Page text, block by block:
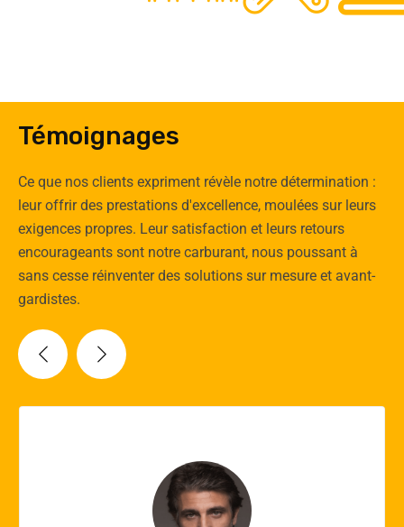
Experts
Témoignages
Ce que nos clients expriment révèle notre détermination :
leur offrir des prestations d'excellence, moulées sur leurs
exigences propres. Leur satisfaction et leurs retours
encourageants sont notre carburant, nous poussant à
sans cesse réinventer des solutions sur mesure et avant-
gardistes.